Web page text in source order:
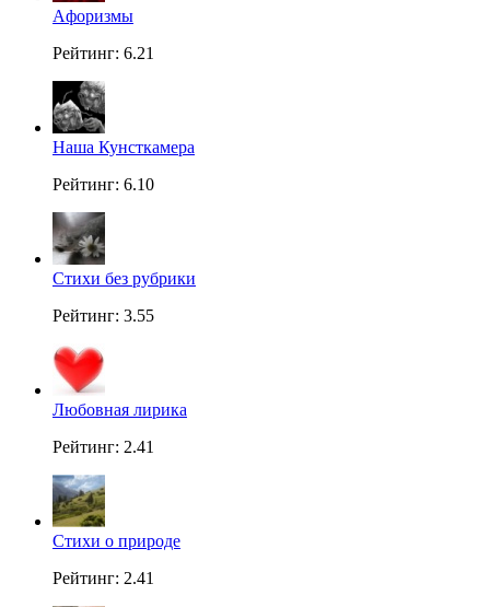
Aфоризмы
Рейтинг: 6.21
Наша Кунсткамера
Рейтинг: 6.10
Стихи без рубрики
Рейтинг: 3.55
Любовная лирика
Рейтинг: 2.41
Стихи о природе
Рейтинг: 2.41